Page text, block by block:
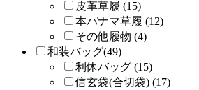
皮革草履 (15)
本パナマ草履 (12)
その他履物 (4)
和装バッグ(49)
利休バッグ (15)
信玄袋(合切袋) (17)